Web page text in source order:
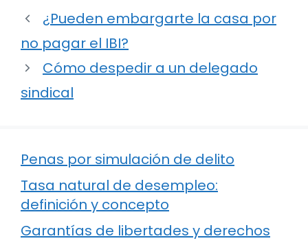
¿Pueden embargarte la casa por
no pagar el IBI?
Cómo despedir a un delegado
sindical
Penas por simulación de delito
Tasa natural de desempleo:
definición y concepto
Garantías de libertades y derechos